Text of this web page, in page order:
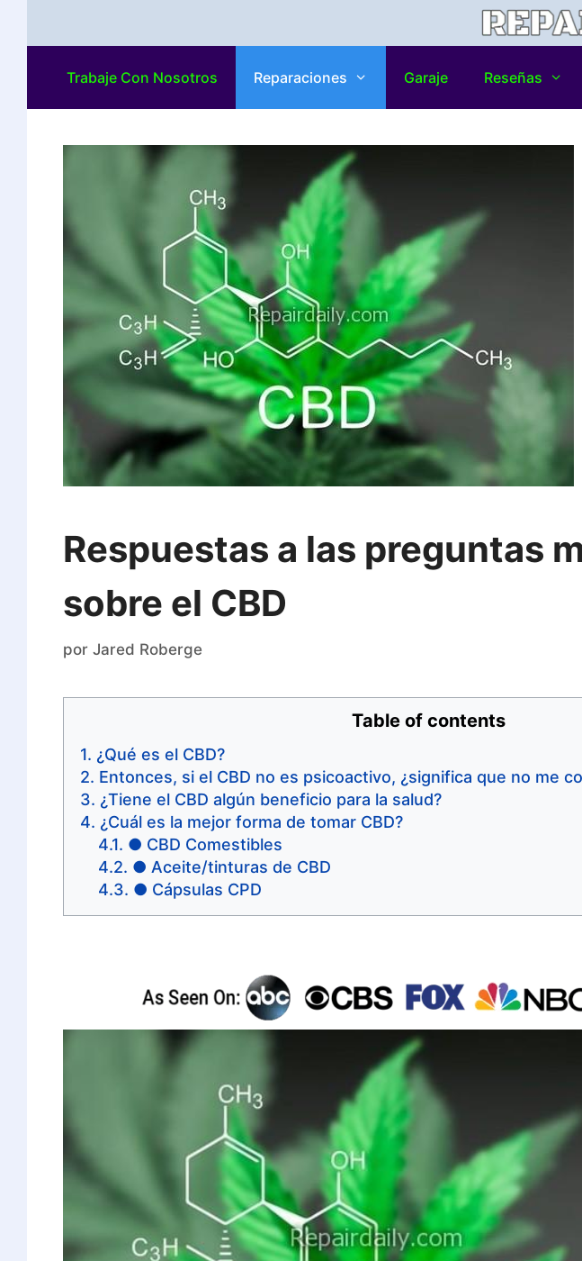
Trabaje Con Nosotros Reparaciones Garaje Reseñas
Respuestas a las preguntas
sobre el CBD
por Jared Roberge
Table of contents
¿Qué es el CBD?
Entonces, si el CBD no es psicoactivo, ¿significa que no me
¿Tiene el CBD algún beneficio para la salud?
¿Cuál es la mejor forma de tomar CBD?
● CBD Comestibles
● Aceite/tinturas de CBD
● Cápsulas CPD